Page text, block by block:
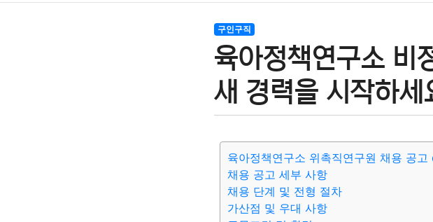
구인구직
육아정책연구소 비
새 경력을 시작하세
육아정책연구소 위촉직연구원 채용 공
채용 공고 세부 사항
채용 단계 및 전형 절차
가산점 및 우대 사항